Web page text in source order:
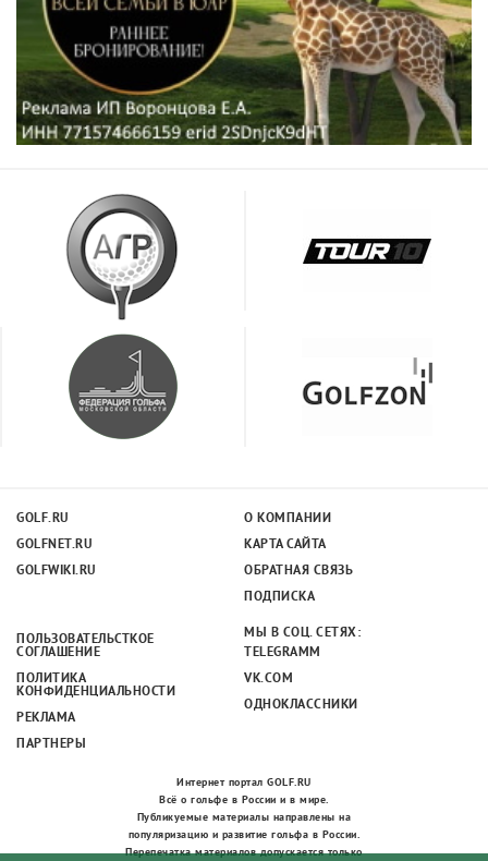
GOLF.RU
GOLFNET.RU
GOLFWIKI.RU
О КОМПАНИИ
КАРТА САЙТА
ОБРАТНАЯ СВЯЗЬ
ПОДПИСКА
ПОЛЬЗОВАТЕЛЬСТКОЕ
СОГЛАШЕНИЕ
ПОЛИТИКА
КОНФИДЕНЦИАЛЬНОСТИ
РЕКЛАМА
ПАРТНЕРЫ
МЫ В СОЦ. СЕТЯХ:
TELEGRAMM
VK.COM
ОДНОКЛАССНИКИ
Интернет портал GOLF.RU
Всё о гольфе в России и в мире.
Публикуемые материалы направлены на
популяризацию и развитие гольфа в России.
Перепечатка материалов допускается только